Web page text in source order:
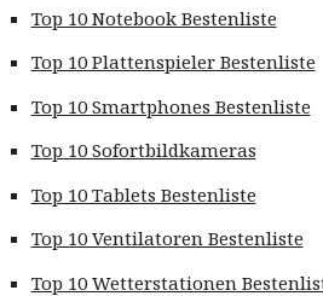
Top 10 Notebook Bestenliste
Top 10 Plattenspieler Bestenliste
Top 10 Smartphones Bestenliste
Top 10 Sofortbildkameras
Top 10 Tablets Bestenliste
Top 10 Ventilatoren Bestenliste
Top 10 Wetterstationen